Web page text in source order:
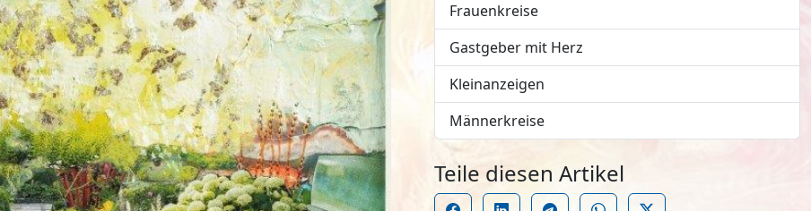
Frauenkreise
Gastgeber mit Herz
Kleinanzeigen
Männerkreise
Teile diesen Artikel